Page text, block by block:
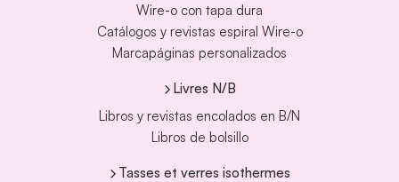
Wire-o con tapa dura
Catálogos y revistas espiral Wire-o
Marcapáginas personalizados
Livres N/B
Libros y revistas encolados en B/N
Libros de bolsillo
Tasses et verres isothermes